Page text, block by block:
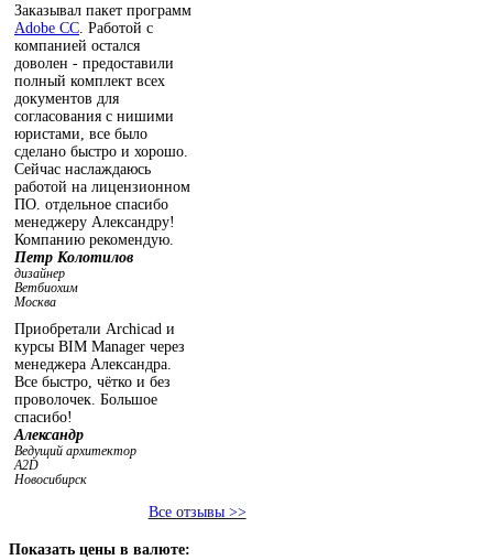
Заказывал пакет программ
Adobe СС . Работой с
компанией остался
доволен - предоставили
полный комплект всех
документов для
согласования с нишими
юристами, все было
сделано быстро и хорошо.
Сейчас наслаждаюсь
работой на лицензионном
ПО. отдельное спасибо
менеджеру Александру!
Компанию рекомендую.
Петр Колотилов
дизайнер
Ветбиохим
Москва
Приобретали Archicad и
курсы BIM Manager через
менеджера Александра.
Все быстро, чётко и без
проволочек. Большое
спасибо!
Александр
Ведущий архитектор
A2D
Новосибирск
Все отзывы >>
Показать цены в валюте: